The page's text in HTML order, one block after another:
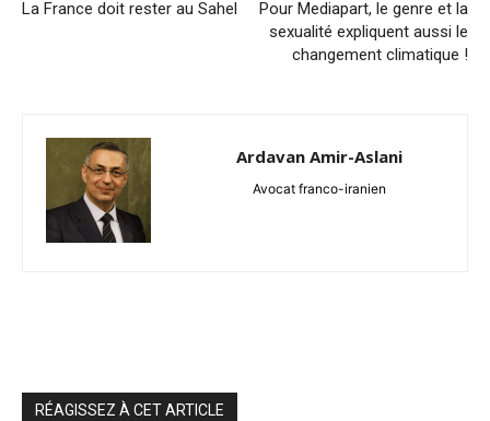
La France doit rester au Sahel
Pour Mediapart, le genre et la
sexualité expliquent aussi le
changement climatique !
Ardavan Amir-Aslani
Avocat franco-iranien
RÉAGISSEZ À CET ARTICLE